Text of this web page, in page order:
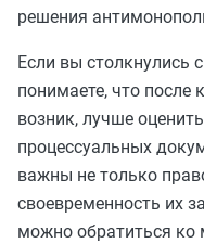
решения
Если вы столкнулись
понимаете, что после
возник, лучше
процессуальных
важны не только
своевременность их
можно обратиться